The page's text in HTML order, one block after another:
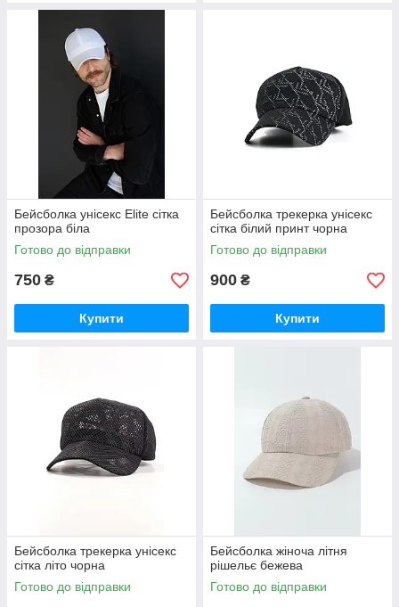
Бейсболка унісекс Elite сітка
прозора біла
Готово до відправки
750 ₴
Купити
Бейсболка трекерка унісекс
сітка білий принт чорна
Готово до відправки
900 ₴
Купити
Бейсболка трекерка унісекс
сітка літо чорна
Готово до відправки
Бейсболка жіноча літня
рішельє бежева
Готово до відправки